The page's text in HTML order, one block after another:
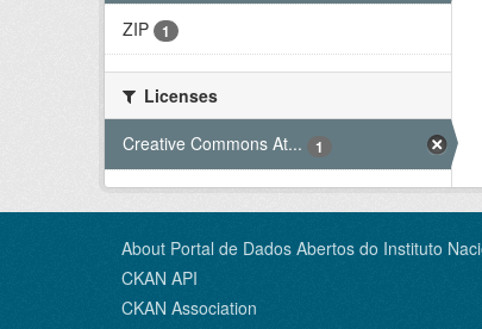
ZIP 1
Licenses
Creative Commons At...
1
About Portal de Dados Abertos do Instituto
CKAN API
CKAN Association